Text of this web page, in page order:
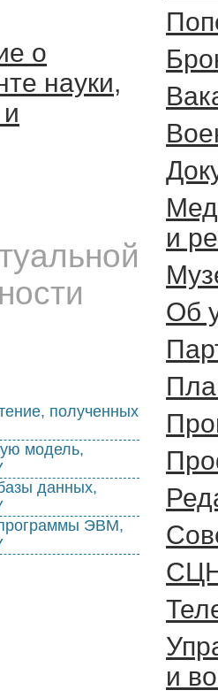
о
науки,
полученных
модель,
данных,
ЭВМ,
и
Об
и